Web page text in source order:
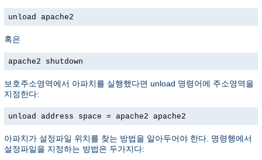
unload apache2
혹은
apache2 shutdown
보호주소영역에서 아파치를 실행했다면 unload 명령어에 주소영역을
지정한다:
unload address space = apache2 apache2
아파치가 설정파일 위치를 찾는 방법을 알아두어야 한다. 명령행에서
설정파일을 지정하는 방법은 두가지다: